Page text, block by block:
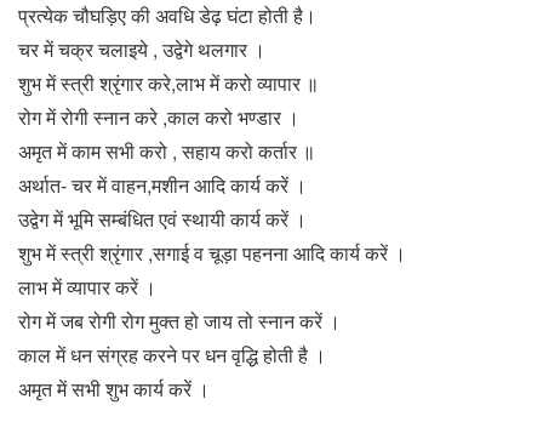
प्रत्येक चौघड़िए की अवधि डेढ़ घंटा होती है।
चर में चक्र चलाइये , उद्वेगे थलगार ।
शुभ में स्त्री श्रृंगार करे,लाभ में करो व्यापार ॥
रोग में रोगी स्नान करे ,काल करो भण्डार ।
अमृत में काम सभी करो , सहाय करो कर्तार ॥
अर्थात- चर में वाहन,मशीन आदि कार्य करें ।
उद्वेग में भूमि सम्बंधित एवं स्थायी कार्य करें ।
शुभ में स्त्री श्रृंगार ,सगाई व चूड़ा पहनना आदि कार्य करें ।
लाभ में व्यापार करें ।
रोग में जब रोगी रोग मुक्त हो जाय तो स्नान करें ।
काल में धन संग्रह करने पर धन वृद्धि होती है ।
अमृत में सभी शुभ कार्य करें ।